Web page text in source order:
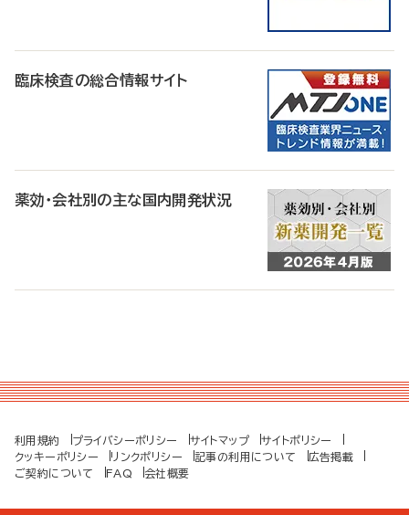
臨床検査の総合情報サイト
薬効・会社別の主な国内開発状況
利用規約 プライバシーポリシー サイトマップ
サイトポリシー
クッキーポリシー
リンクポリシー 記事の利用について
広告掲載
ご契約について
FAQ 会社概要